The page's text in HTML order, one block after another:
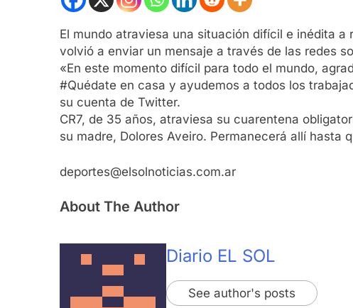
El mundo atraviesa una situación difícil e inédita
volvió a enviar un mensaje a través de las redes
«En este momento difícil para todo el mundo,
#Quédate en casa y ayudemos a todos los
su cuenta de Twitter.
CR7, de 35 años, atraviesa su cuarentena
su madre, Dolores Aveiro. Permanecerá allí hasta
deportes@elsolnoticias.com.ar
About The Author
Diario EL SOL
See author's posts